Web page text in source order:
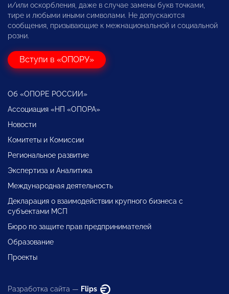
и/или оскорбления, даже в случае замены букв точками,
тире и любыми иными символами. Не допускаются
сообщения, призывающие к межнациональной и социальной
розни.
Вступи в «ОПОРУ»
Об «ОПОРЕ РОССИИ»
Ассоциация «НП «ОПОРА»
Новости
Комитеты и Комиссии
Региональное развитие
Экспертиза и Аналитика
Международная деятельность
Декларация о взаимодействии крупного бизнеса с
субъектами МСП
Бюро по защите прав предпринимателей
Образование
Проекты
Разработка сайта — Flips